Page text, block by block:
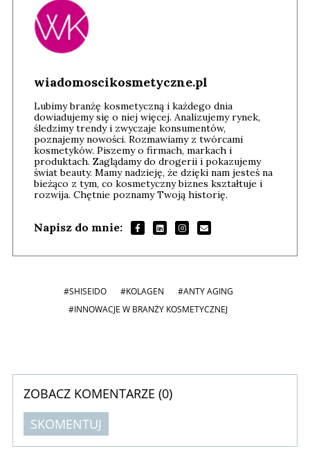
wiadomoscikosmetyczne.pl
Lubimy branżę kosmetyczną i każdego dnia
dowiadujemy się o niej więcej. Analizujemy rynek,
śledzimy trendy i zwyczaje konsumentów,
poznajemy nowości. Rozmawiamy z twórcami
kosmetyków. Piszemy o firmach, markach i
produktach. Zaglądamy do drogerii i pokazujemy
świat beauty. Mamy nadzieję, że dzięki nam jesteś na
bieżąco z tym, co kosmetyczny biznes kształtuje i
rozwija. Chętnie poznamy Twoją historię.
Napisz do mnie:
#SHISEIDO #KOLAGEN
#ANTY AGING
#INNOWACJE W BRANŻY KOSMETYCZNEJ
ZOBACZ KOMENTARZE (0)
SKOMENTUJ